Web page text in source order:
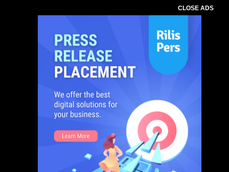
CLOSE ADS